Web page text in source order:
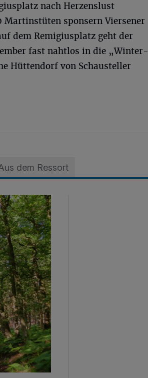
nach Herzenslust
Martinstüten sponsern Viersener
dem Remigiusplatz geht der
fast nahtlos in die „Winter-
Hüttendorf von Schausteller
dem Ressort